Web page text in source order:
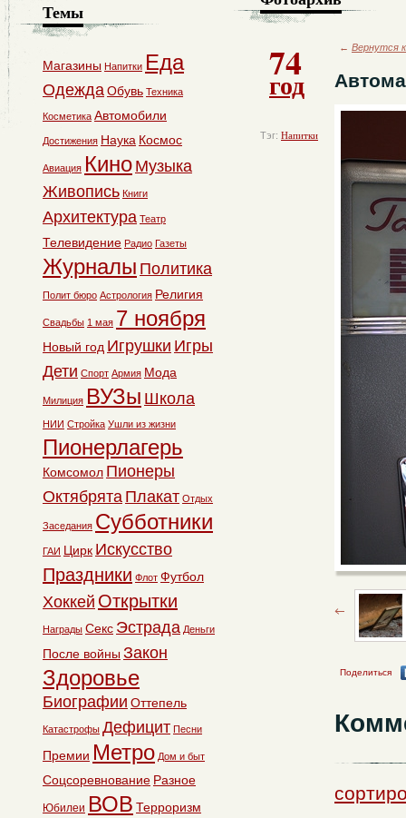
74
год
Тэг: Напитки
← Вернутся
Поделиться
Темы
Магазины Напитки Еда
ОдеждаОбувь Техника
Косметика Автомобили
Достижения Наука Космос
Авиация Кино Музыка
Живопись Книги
Архитектура Театр
Телевидение Радио Газеты
Журналы Политика
Полит бюро Астрология Религия
Свадьбы 1 мая 7 ноября
Новый год Игрушки Игры
Дети Спорт Армия Мода
Милиция ВУЗы Школа
НИИ Стройка Ушли из жизни
Пионерлагерь
Комсомол Пионеры
Октябрята Плакат Отдых
Заседания Субботники
ГАИ Цирк Искусство
Праздники Флот Футбол
Хоккей Открытки
Награды Секс Эстрада Деньги
После войны Закон
Здоровье
Биографии Оттепель
Катастрофы Дефицит Песни
Премии Метро Дом и быт
Соцсоревнование Разное
Юбилеи ВОВ Терроризм